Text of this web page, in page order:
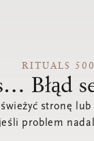
RITUALS 500
Błąd
stronę
problem